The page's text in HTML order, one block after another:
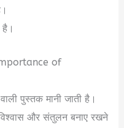
है।
of
पुस्तक मानी जाती है।
विश्वास और संतुलन बनाए रखने